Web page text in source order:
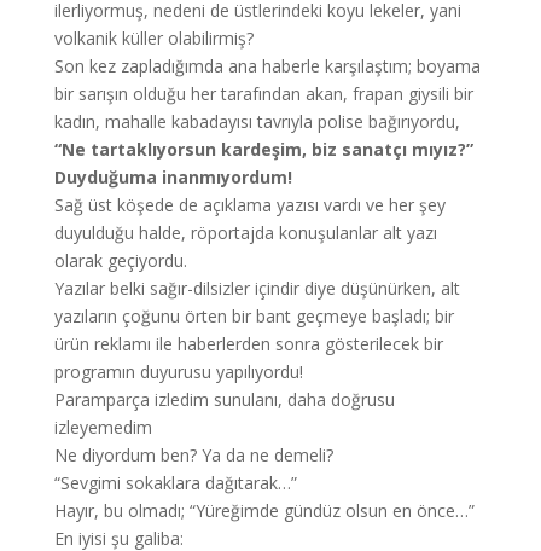
ilerliyormuş, nedeni de üstlerindeki koyu lekeler, yani
volkanik küller olabilirmiş?
Son kez zapladığımda ana haberle karşılaştım; boyama
bir sarışın olduğu her tarafından akan, frapan giysili bir
kadın, mahalle kabadayısı tavrıyla polise bağırıyordu,
“Ne tartaklıyorsun kardeşim, biz sanatçı mıyız?”
Duyduğuma inanmıyordum!
Sağ üst köşede de açıklama yazısı vardı ve her şey
duyulduğu halde, röportajda konuşulanlar alt yazı
olarak geçiyordu.
Yazılar belki sağır-dilsizler içindir diye düşünürken, alt
yazıların çoğunu örten bir bant geçmeye başladı; bir
ürün reklamı ile haberlerden sonra gösterilecek bir
programın duyurusu yapılıyordu!
Paramparça izledim sunulanı, daha doğrusu
izleyemedim
Ne diyordum ben? Ya da ne demeli?
“Sevgimi sokaklara dağıtarak…”
Hayır, bu olmadı; “Yüreğimde gündüz olsun en önce…”
En iyisi şu galiba: